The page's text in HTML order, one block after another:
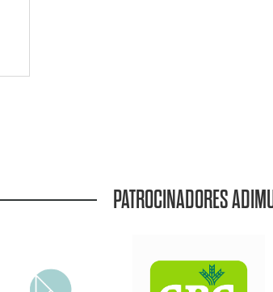
PATROCINADORES